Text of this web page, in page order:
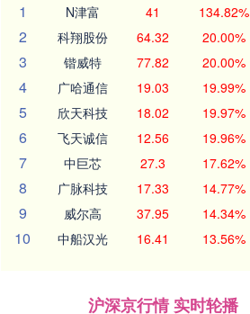
1
N津富 41 134.82%
2 科翔股份 64.32 20.00%
3 锴威特 77.82 20.00%
4 广哈通信 19.03 19.99%
5 欣天科技 18.02 19.97%
6 飞天诚信 12.56 19.96%
7 中巨芯 27.3 17.62%
8 广脉科技 17.33 14.77%
9 威尔高 37.95 14.34%
10 中船汉光 16.41 13.56%
沪深京行情 实时轮播